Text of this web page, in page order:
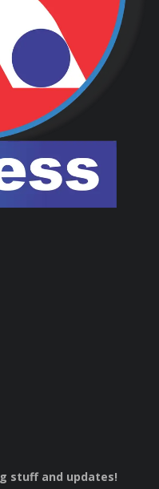
stuff and updates!